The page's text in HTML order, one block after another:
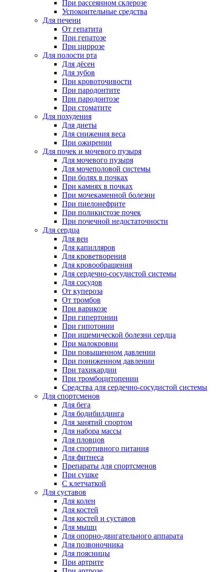
При рассеянном склерозе
Успокоительные средства
Для печени
От гепатита
При гепатозе
При циррозе
Для полости рта
Для дёсен
Для зубов
При кровоточивости
При пародонтите
При пародонтозе
При стоматите
Для похудения
Для диеты
Для снижения веса
При ожирении
Для почек и мочевого пузыря
Для мочевого пузыря
Для мочеполовой системы
При болях в почках
При камнях в почках
При мочекаменной болезни
При пиелонефрите
При поликистозе почек
При почечной недостаточности
Для сердца
Для вен
Для капилляров
Для кроветворения
Для кровообращения
Для сердечно-сосудистой системы
Для сосудов
От купероза
От тромбов
При варикозе
При гипертонии
При гипотонии
При ишемической болезни сердца
При малокровии
При повышенном давлении
При пониженном давлении
При тахикардии
При тромбоцитопении
Средства для сердечно-сосудистой системы
Для спортсменов
Для бега
Для бодибилдинга
Для занятий спортом
Для набора массы
Для пловцов
Для спортивного питания
Для фитнеса
Препараты для спортсменов
При сушке
С клетчаткой
Для суставов
Для колен
Для костей
Для костей и суставов
Для мышц
Для опорно-двигательного аппарата
Для позвоночника
Для поясницы
При артрите